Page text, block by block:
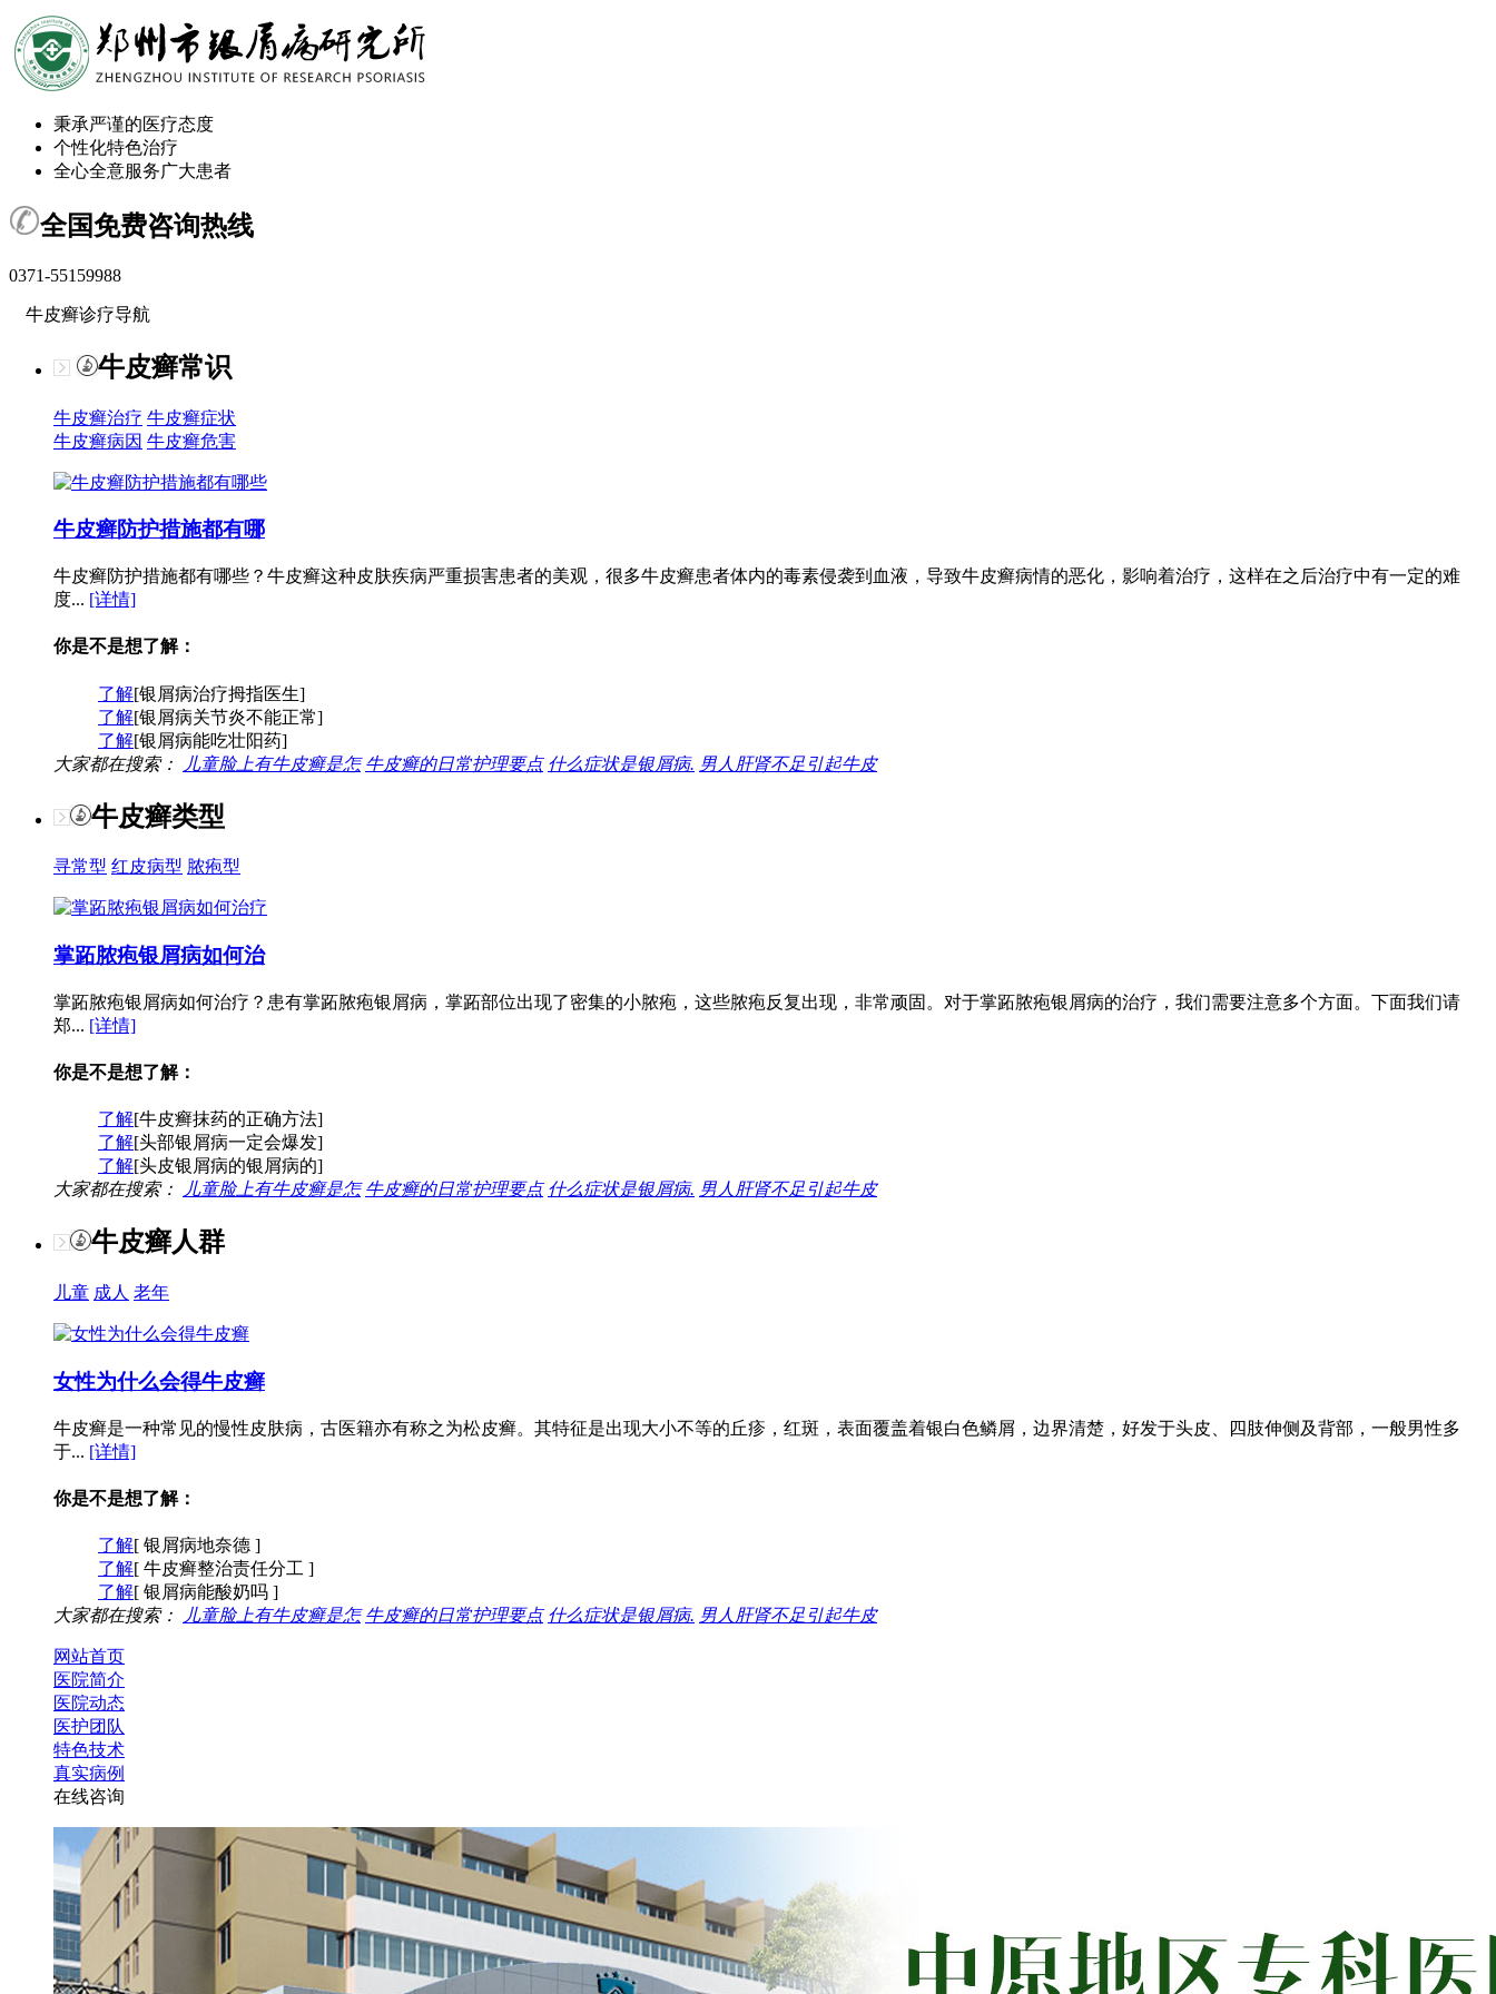
秉承严谨的医疗态度
个性化特色治疗
全心全意服务广大患者
全国免费咨询热线
0371-55159988
牛皮癣诊疗导航
牛皮癣常识
牛皮癣治疗 牛皮癣症状
牛皮癣病因 牛皮癣危害
牛皮癣防护措施都有哪
牛皮癣防护措施都有哪些？牛皮癣这种皮肤疾病严重损害患者的美观，很多牛皮癣患者体内的毒素侵袭到血液，导致牛皮癣病情的恶化，影响着治疗，这样在之后治疗中有一定的难
度... [详情]
你是不是想了解：
了解[银屑病治疗拇指医生]
了解[银屑病关节炎不能正常]
了解[银屑病能吃壮阳药]
大家都在搜索：
儿童脸上有牛皮癣是怎 牛皮癣的日常护理要点 什么症状是银屑病. 男人肝肾不足引起牛皮
牛皮癣类型
寻常型 红皮病型 脓疱型
掌跖脓疱银屑病如何治
掌跖脓疱银屑病如何治疗？患有掌跖脓疱银屑病，掌跖部位出现了密集的小脓疱，这些脓疱反复出现，非常顽固。对于掌跖脓疱银屑病的治疗，我们需要注意多个方面。下面我们请
郑... [详情]
你是不是想了解：
了解[牛皮癣抹药的正确方法]
了解[头部银屑病一定会爆发]
了解[头皮银屑病的银屑病的]
大家都在搜索：
儿童脸上有牛皮癣是怎 牛皮癣的日常护理要点 什么症状是银屑病. 男人肝肾不足引起牛皮
牛皮癣人群
儿童 成人 老年
女性为什么会得牛皮癣
牛皮癣是一种常见的慢性皮肤病，古医籍亦有称之为松皮癣。其特征是出现大小不等的丘疹，红斑，表面覆盖着银白色鳞屑，边界清楚，好发于头皮、四肢伸侧及背部，一般男性多
于... [详情]
你是不是想了解：
了解[ 银屑病地奈德 ]
了解[ 牛皮癣整治责任分工 ]
了解[ 银屑病能酸奶吗 ]
大家都在搜索：
儿童脸上有牛皮癣是怎 牛皮癣的日常护理要点 什么症状是银屑病. 男人肝肾不足引起牛皮
网站首页
医院简介
医院动态
医护团队
特色技术
真实病例
在线咨询